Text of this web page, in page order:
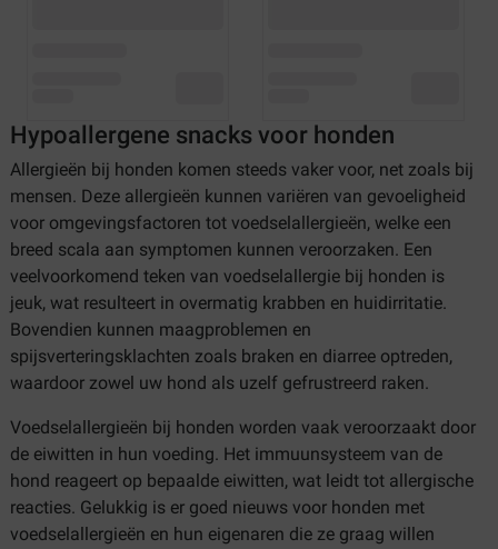
Hypoallergene snacks voor honden
Allergieën bij honden komen steeds vaker voor, net zoals bij
mensen. Deze allergieën kunnen variëren van gevoeligheid
voor omgevingsfactoren tot voedselallergieën, welke een
breed scala aan symptomen kunnen veroorzaken. Een
veelvoorkomend teken van voedselallergie bij honden is
jeuk, wat resulteert in overmatig krabben en huidirritatie.
Bovendien kunnen maagproblemen en
spijsverteringsklachten zoals braken en diarree optreden,
waardoor zowel uw hond als uzelf gefrustreerd raken.
Voedselallergieën bij honden worden vaak veroorzaakt door
de eiwitten in hun voeding. Het immuunsysteem van de
hond reageert op bepaalde eiwitten, wat leidt tot allergische
reacties. Gelukkig is er goed nieuws voor honden met
voedselallergieën en hun eigenaren die ze graag willen